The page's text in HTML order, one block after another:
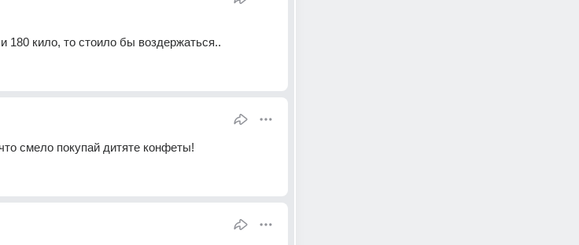
180 кило, то стоило бы воздержаться..
смело покупай дитяте конфеты!